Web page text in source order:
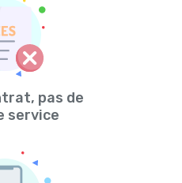
pas de
service